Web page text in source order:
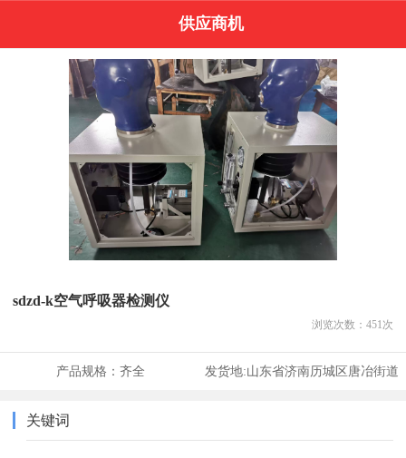
供应商机
sdzd-k空气呼吸器检测仪
浏览次数： 451 次
产品规格： 齐全 发货地:山东省济南历城区唐冶街道
关键词